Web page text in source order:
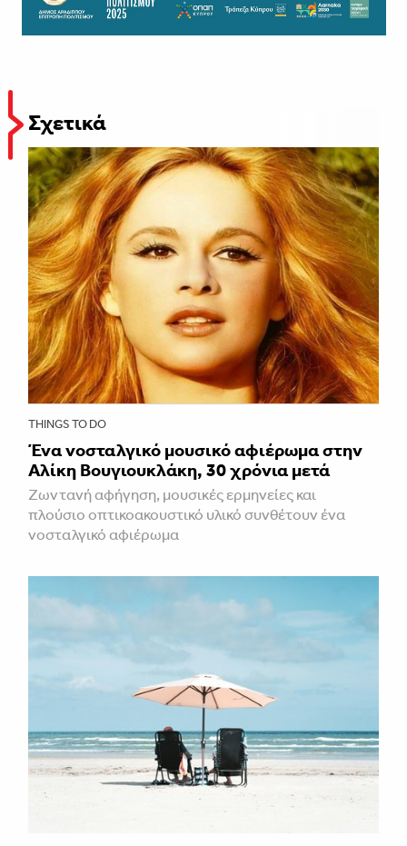
Σχετικά
THINGS TO DO
Ένα νοσταλγικό μουσικό αφιέρωμα στην
Αλίκη Βουγιουκλάκη, 30 χρόνια μετά
Ζωντανή αφήγηση, μουσικές ερμηνείες και
πλούσιο οπτικοακουστικό υλικό συνθέτουν ένα
νοσταλγικό αφιέρωμα